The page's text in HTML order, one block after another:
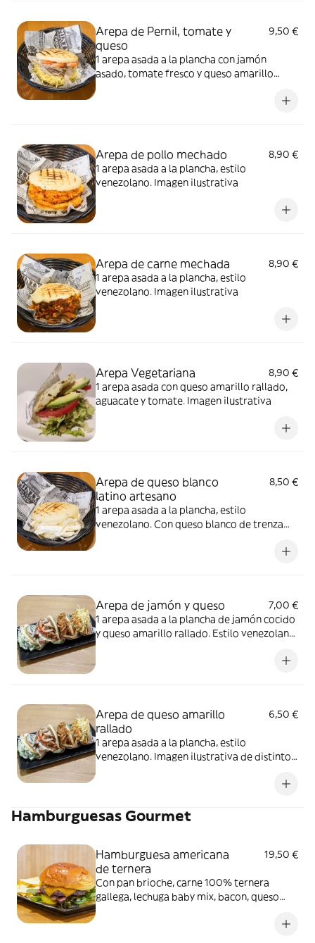
Arepa de Pernil, tomate y
queso
9,50 €
1 arepa asada a la plancha con jamón
asado, tomate fresco y queso amarillo
Arepa de pollo mechado
8,90 €
1 arepa asada a la plancha, estilo
venezolano. Imagen ilustrativa
Arepa de carne mechada
8,90 €
1 arepa asada a la plancha, estilo
venezolano. Imagen ilustrativa
Arepa Vegetariana
8,90 €
1 arepa asada con queso amarillo rallado,
aguacate y tomate. Imagen ilustrativa
Arepa de queso blanco
latino artesano
8,50 €
1 arepa asada a la plancha, estilo
venezolano. Con queso blanco de trenza
Arepa de jamón y queso
7,00 €
1 arepa asada a la plancha de jamón cocido
y queso amarillo rallado. Estilo venezolano.
Arepa de queso amarillo
rallado
6,50 €
1 arepa asada a la plancha, estilo
venezolano. Imagen ilustrativa de distintos
Hamburguesas Gourmet
Hamburguesa americana
de ternera
19,50 €
Con pan brioche, carne 100% ternera
gallega, lechuga baby mix, bacon, queso